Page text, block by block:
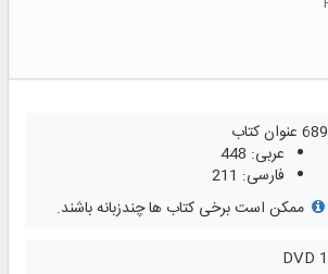
689 عنوان کتاب
عربی: 448
فارسی: 211
ممکن است برخی کتاب ها چندزبانه باشند.
1 DVD